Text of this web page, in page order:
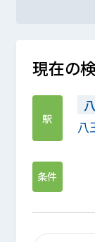
現在の
駅
八
条件